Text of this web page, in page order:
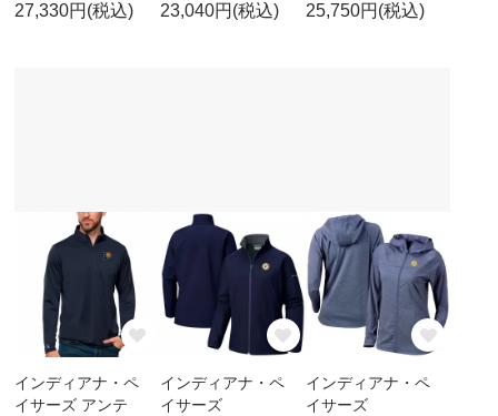
27,330円(税込) 23,040円(税込) 25,750円(税込)
インディアナ・ペ
イサーズ アンテ
インディアナ・ペ
イサーズ
インディアナ・ペ
イサーズ